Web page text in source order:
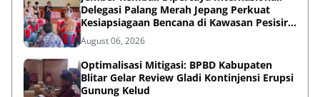
Delegasi Palang Merah Jepang Perkuat
Kesiapsiagaan Bencana di Kawasan Pesisir
dan Sekolah
August 06, 2026
Optimalisasi Mitigasi: BPBD Kabupaten
Blitar Gelar Review Gladi Kontinjensi Erupsi
Gunung Kelud